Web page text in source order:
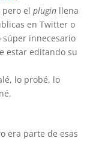
el pluginllena
en Twitter o
súper innecesario
estar editando su
lo probé, lo
era parte de esas